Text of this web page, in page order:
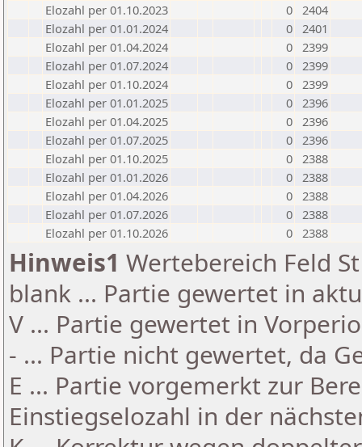
Elozahl per 01.10.2023
0 2404
Elozahl per 01.01.2024
0 2401
Elozahl per 01.04.2024
0 2399
Elozahl per 01.07.2024
0 2399
Elozahl per 01.10.2024
0 2399
Elozahl per 01.01.2025
0 2396
Elozahl per 01.04.2025
0 2396
Elozahl per 01.07.2025
0 2396
Elozahl per 01.10.2025
0 2388
Elozahl per 01.01.2026
0 2388
Elozahl per 01.04.2026
0 2388
Elozahl per 01.07.2026
0 2388
Elozahl per 01.10.2026
0 2388
Hinweis1 Wertebereich Feld
blank ... Partie gewertet in
V ... Partie gewertet in
- ... Partie nicht gewertet, da
E ... Partie vorgemerkt zur
Einstiegselozahl in der